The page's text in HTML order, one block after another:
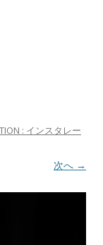
: インスタレー
次へ →